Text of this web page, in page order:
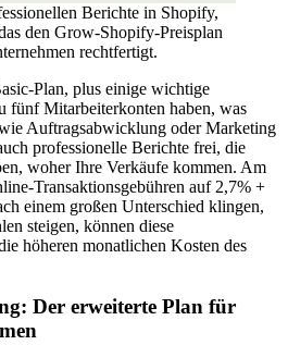
Berichte in Shopify,
den Grow-Shopify-Preisplan
rechtfertigt.
Plan, plus einige wichtige
fünf Mitarbeiterkonten haben, was
Auftragsabwicklung oder Marketing
professionelle Berichte frei, die
woher Ihre Verkäufe kommen. Am
Transaktionsgebühren auf 2,7% +
einem großen Unterschied klingen,
steigen, können diese
höheren monatlichen Kosten des
Der erweiterte Plan für